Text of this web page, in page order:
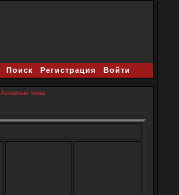
Поиск Регистрация Войти
Активные темы